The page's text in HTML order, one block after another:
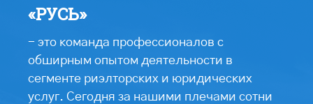
«РУСЬ»
- это команда профессионалов с
обширным опытом деятельности в
сегменте риэлторских и юридических
услуг. Сегодня за нашими плечами сотни